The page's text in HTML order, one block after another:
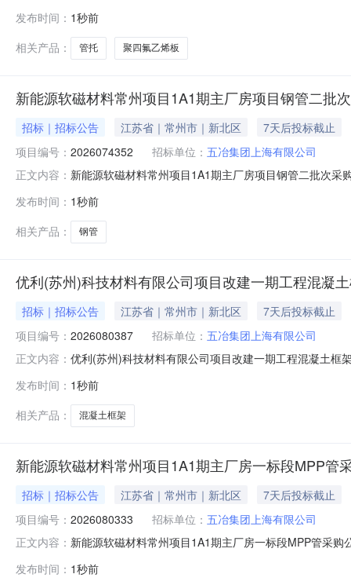
项目地点:江苏省,常州市,新北区新能源软磁材料常州项
发布时间： 1秒前
相关产品：
管托 聚四氟乙烯板
新能源软磁材料常州项目1A1期主厂房项目钢管二批
招标｜招标公告 江苏省｜常州市｜新北区
7天后投标截止
项目编号： 2026074352 招标单位： 五冶集团上海有限公司
正文内容： 新能源软磁材料常州项目1A1期主厂房项目钢管二批次
软磁材料常州项目1A1期主厂房项目钢管二批次采购招
发布时间： 1秒前
相关产品：
钢管
优利(苏州)科技材料有限公司项目改建一期工程混凝
招标｜招标公告 江苏省｜常州市｜新北区
7天后投标截止
项目编号： 2026080387 招标单位： 五冶集团上海有限公司
正文内容： 优利(苏州)科技材料有限公司项目改建一期工程混凝土框
区优利(苏州)科技材料有限公司项目改建一期工程混凝
发布时间： 1秒前
相关产品：
混凝土框架
新能源软磁材料常州项目1A1期主厂房一标段MPP管
招标｜招标公告 江苏省｜常州市｜新北区
7天后投标截止
项目编号： 2026080333 招标单位： 五冶集团上海有限公司
正文内容： 新能源软磁材料常州项目1A1期主厂房一标段MPP管采
磁材料常州项目1A1期主厂房一标段MPP管采购招标公
发布时间： 1秒前